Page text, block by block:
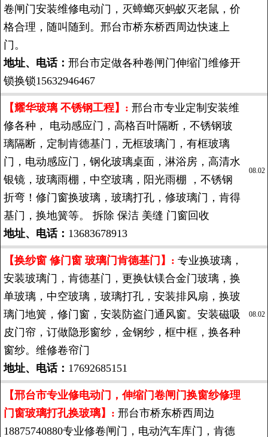
卷闸门安装维修电动门，灭蟑螂灭蚂蚁灭老鼠，价
格合理，随叫随到。邢台市桥东桥西周边快速上
门。
地址、电话： 邢台市定做各种卷闸门伸缩门维修开
锁换锁15632946467
【耀华玻璃 不锈钢工程】: 邢台市专业定制安装维
修各种， 电动感应门，高格百叶隔断，不锈钢玻
璃隔断，定制肯德基门，无框玻璃门，有框玻璃
门，电动感应门，钢化玻璃桌面，淋浴房，高清水
银镜，玻璃雨棚，中空玻璃，阳光雨棚 ，不锈钢
折弯！修门窗换玻璃，玻璃打孔，修玻璃门，肯得
基门，换地簧等。 拆除 保洁 美缝 门窗回收
地址、电话： 13683678913
08.02
【换纱窗 修门窗 玻璃门肯德基门】: 专业换玻璃，
安装玻璃门，肯德基门，更换钛镁合金门玻璃，换
单玻璃，中空玻璃，玻璃打孔，安装排风扇，换玻
璃门地簧，修门窗，安装防盗门通风窗。安装磁吸
皮门帘，订做隐形窗纱，金钢纱，框中框，换各种
窗纱。维修卷帘门
地址、电话： 17692685151
08.02
【邢台市专业修电动门，伸缩门卷闸门换窗纱修理
门窗玻璃打孔换玻璃】: 邢台市桥东桥西周边
18875740880专业修卷闸门，电动汽车库门，肯德